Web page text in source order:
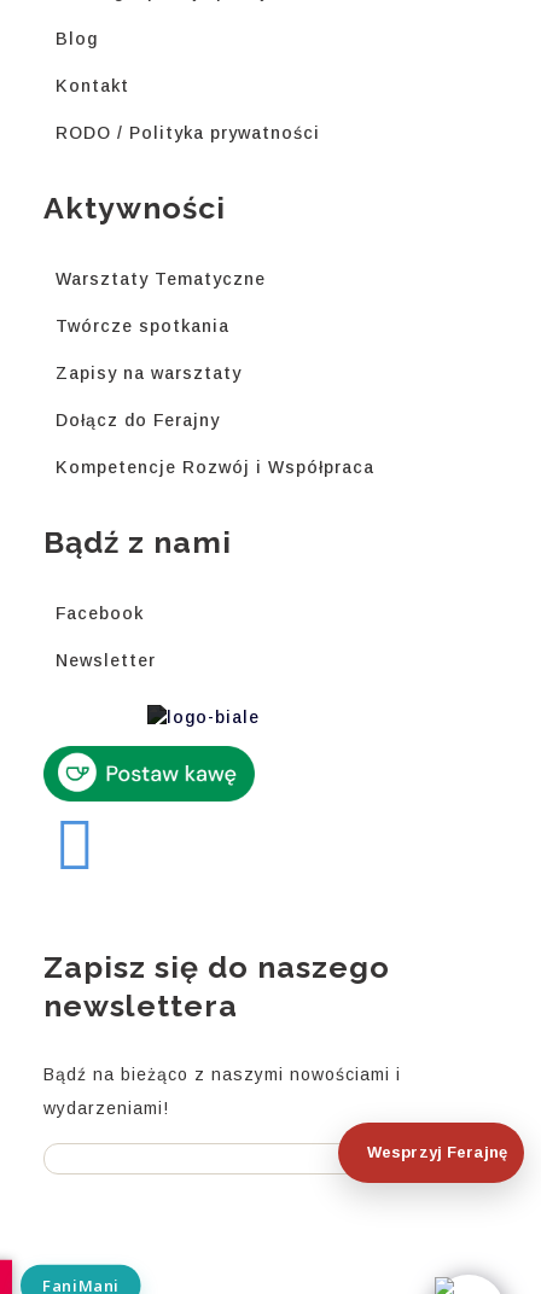
Blog
Kontakt
RODO / Polityka prywatności
Aktywności
Warsztaty Tematyczne
Twórcze spotkania
Zapisy na warsztaty
Dołącz do Ferajny
Kompetencje Rozwój i Współpraca
Bądź z nami
Facebook
Wesprzyj Ferajnę
Newsletter
Zapisz się do naszego
newslettera
Bądź na bieżąco z naszymi nowościami i
wydarzeniami!